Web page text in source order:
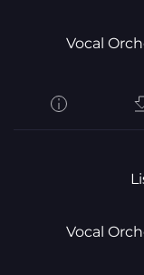
Vocal
Vocal